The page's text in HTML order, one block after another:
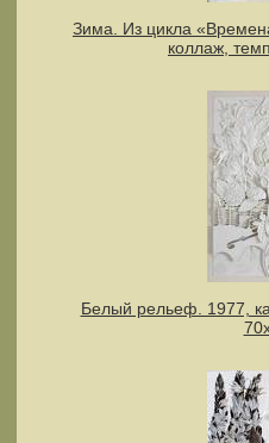
Зима. Из цикла
коллаж,
Белый рельеф. 1977,